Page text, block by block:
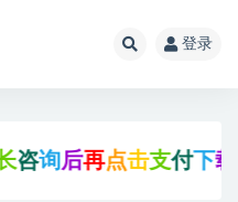
登录
后再点击支付下载!